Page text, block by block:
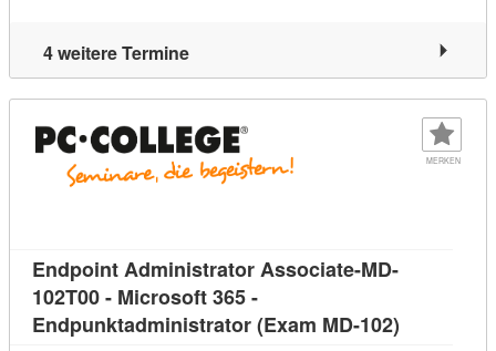
4 weitere Termine
MERKEN
Endpoint Administrator Associate-MD-
102T00 - Microsoft 365 -
Endpunktadministrator (Exam MD-102)